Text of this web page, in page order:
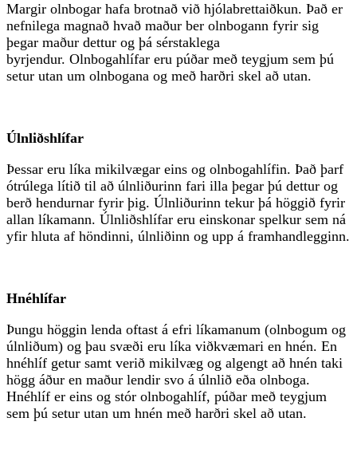
Margir olnbogar hafa brotnað við hjólabrettaiðkun. Það er
nefnilega magnað hvað maður ber olnbogann fyrir sig
þegar maður dettur og þá sérstaklega
byrjendur. Olnbogahlífar eru púðar með teygjum sem þú
setur utan um olnbogana og með harðri skel að utan.
Úlnliðshlífar
Þessar eru líka mikilvægar eins og olnbogahlífin. Það þarf
ótrúlega lítið til að úlnliðurinn fari illa þegar þú dettur og
berð hendurnar fyrir þig. Úlnliðurinn tekur þá höggið fyrir
allan líkamann. Úlnliðshlífar eru einskonar spelkur sem ná
yfir hluta af höndinni, úlnliðinn og upp á framhandlegginn.
Hnéhlífar
Þungu höggin lenda oftast á efri líkamanum (olnbogum og
úlnliðum) og þau svæði eru líka viðkvæmari en hnén. En
hnéhlíf getur samt verið mikilvæg og algengt að hnén taki
högg áður en maður lendir svo á úlnlið eða olnboga.
Hnéhlíf er eins og stór olnbogahlíf, púðar með teygjum
sem þú setur utan um hnén með harðri skel að utan.